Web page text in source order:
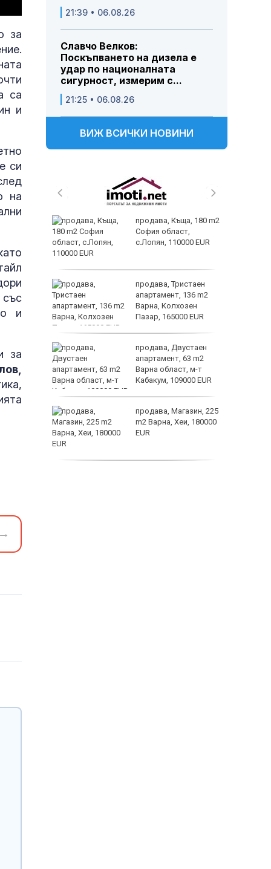
за
са
и
си
на
и
за
21:39 • 06.08.26
Славчо Велков:
Поскъпването на дизела е
удар по националната
сигурност, измерим с...
21:25 • 06.08.26
ВИЖ ВСИЧКИ НОВИНИ
и за
и
продава, Къща, 180 m2
София област,
с.Лопян, 110000 EUR
продава, Тристаен
апартамент, 136 m2
Варна, Колхозен
Пазар, 165000 EUR
продава, Двустаен
апартамент, 63 m2
Варна област, м-т
Кабакум, 109000 EUR
продава, Магазин, 225
m2 Варна, Хеи, 180000
EUR